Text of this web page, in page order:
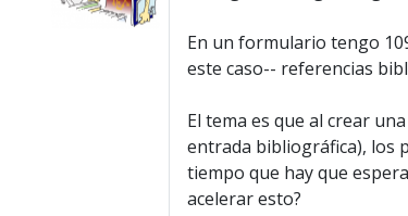
En un formulario tengo
este caso-- referencias
El tema es que al crear
entrada bibliográfica), los
tiempo que hay que
acelerar esto?